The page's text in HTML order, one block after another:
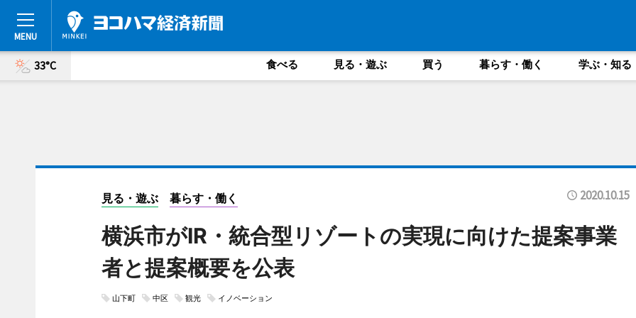
33°C 食べる 見る・遊ぶ 買う 暮らす・働く 学ぶ・知る
見る・遊ぶ 暮らす・働く 2020.10.15
横浜市がIR・統合型リゾートの実現に向けた提案事業
者と提案概要を公表
山下町 中区 観光 イノベーション